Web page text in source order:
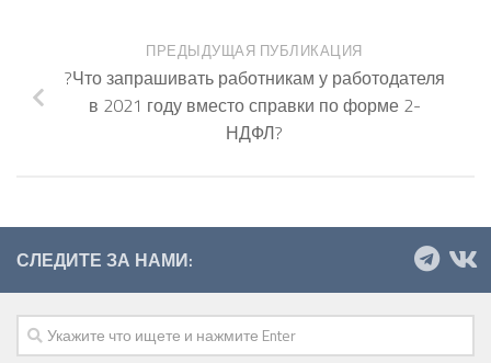
ПРЕДЫДУЩАЯ ПУБЛИКАЦИЯ
?Что запрашивать работникам у работодателя
в 2021 году вместо справки по форме 2-
НДФЛ?
СЛЕДИТЕ ЗА НАМИ: